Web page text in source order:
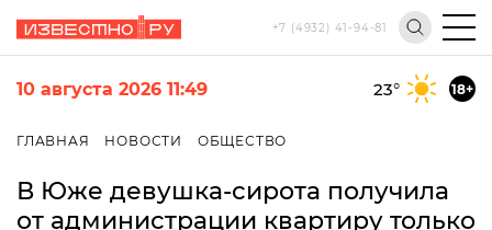
+7 (4932) 41-94-81
10 августа 2026 11:49 23° 18+
ГЛАВНАЯ НОВОСТИ ОБЩЕСТВО
В Юже девушка-сирота получила
от администрации квартиру только